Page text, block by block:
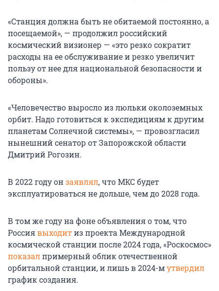
«Станция должна быть не обитаемой постоянно, а
посещаемой», — продолжил российский
космический визионер — «это резко сократит
расходы на ее обслуживание и резко увеличит
пользу от нее для национальной безопасности и
обороны».
«Человечество выросло из люльки околоземных
орбит. Надо готовиться к экспедициям к другим
планетам Солнечной системы», — провозгласил
нынешний сенатор от Запорожской области
Дмитрий Рогозин.
В 2022 году онзаявлял, что МКС будет
эксплуатироваться не дольше, чем до 2028 года.
В том же году на фоне объявления о том, что
Россиявыходитиз проекта Международной
космической станции после 2024 года, «Роскосмос»
показалпримерный облик отечественной
орбитальной станции, и лишь в 2024-мутвердил
график создания.